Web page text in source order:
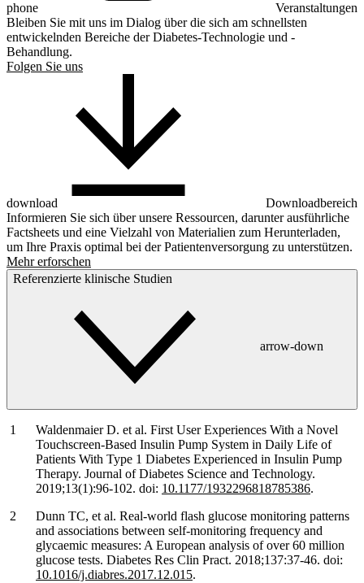
phone
Veranstaltungen
Bleiben Sie mit uns im Dialog über die sich am schnellsten
entwickelnden Bereiche der Diabetes-Technologie und -
Behandlung.
Folgen Sie uns
download
Downloadbereich
Informieren Sie sich über unsere Ressourcen, darunter ausführliche
Factsheets und eine Vielzahl von Materialien zum Herunterladen,
um Ihre Praxis optimal bei der Patientenversorgung zu unterstützen.
Mehr erforschen
Referenzierte klinische Studien
arrow-down
Waldenmaier D. et al. First User Experiences With a Novel
Touchscreen-Based Insulin Pump System in Daily Life of
Patients With Type 1 Diabetes Experienced in Insulin Pump
Therapy. Journal of Diabetes Science and Technology.
2019;13(1):96-102. doi: 10.1177/1932296818785386.
Dunn TC, et al. Real-world flash glucose monitoring patterns
and associations between self-monitoring frequency and
glycaemic measures: A European analysis of over 60 million
glucose tests. Diabetes Res Clin Pract. 2018;137:37-46. doi:
10.1016/j.diabres.2017.12.015.